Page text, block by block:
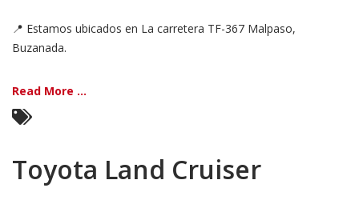
📍 Estamos ubicados en La carretera TF-367 Malpaso,
Buzanada.
Read More ...
Toyota Land Cruiser